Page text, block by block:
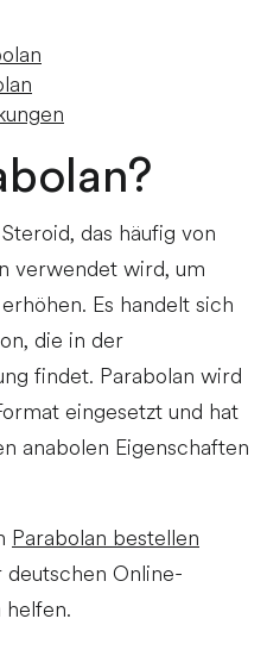
das häufig von
verwendet wird, um
Es handelt sich
die in der
findet. Parabolan wird
eingesetzt und hat
anabolen Eigenschaften
Parabolan bestellen
Online-